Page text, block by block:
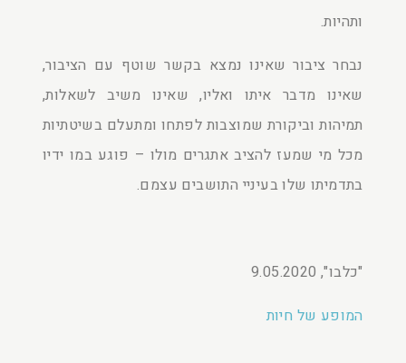
ותהיות.
נבחר ציבור שאינו נמצא בקשר שוטף עם הציבור,
שאינו מדבר איתו ואליו, שאינו משיב לשאלות,
תמיהות וביקורת שמוצבות לפתחו ומתעלם בשיטתיות
מכל מי שמעז להציב אתגרים מולו – פוגע במו ידיו
בתדמיתו שלו בעיניי התושבים עצמם.
"כלבו", 9.05.2020
המופע של חיות